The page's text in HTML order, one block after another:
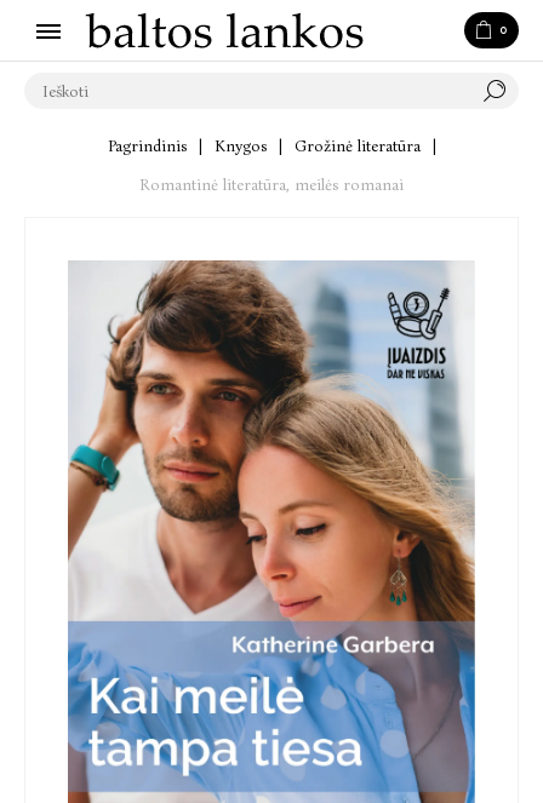
0
Pagrindinis Knygos Grožinė literatūra
Romantinė literatūra, meilės romanai